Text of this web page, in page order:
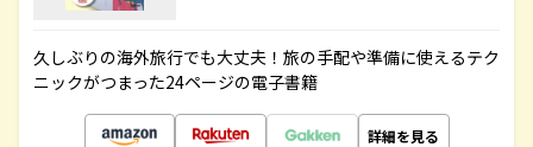
久しぶりの海外旅行でも大丈夫！旅の手配や準備に使えるテク
ニックがつまった24ページの電子書籍
詳細を見る